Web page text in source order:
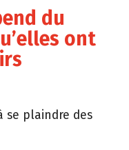
du
ont
se plaindre des